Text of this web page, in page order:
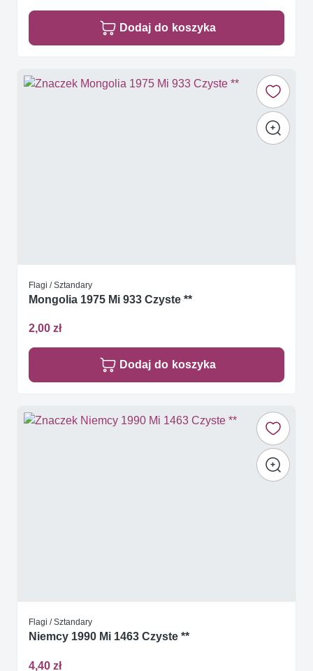
Dodaj do koszyka
Flagi / Sztandary
Mongolia 1975 Mi 933 Czyste **
2,00 zł
Dodaj do koszyka
Flagi / Sztandary
Niemcy 1990 Mi 1463 Czyste **
4,40 zł